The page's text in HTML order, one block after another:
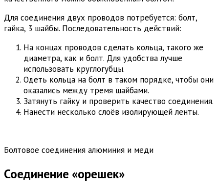
Для соединения двух проводов потребуется: болт,
гайка, 3 шайбы. Последовательность действий:
На концах проводов сделать кольца, такого же
диаметра, как и болт. Для удобства лучше
использовать круглогубцы.
Одеть кольца на болт в таком порядке, чтобы они
оказались между тремя шайбами.
Затянуть гайку и проверить качество соединения.
Нанести несколько слоёв изолирующей ленты.
Болтовое соединения алюминия и меди
Соединение «орешек»